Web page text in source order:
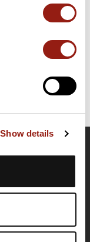
Show details
de 2024 10:38:39.